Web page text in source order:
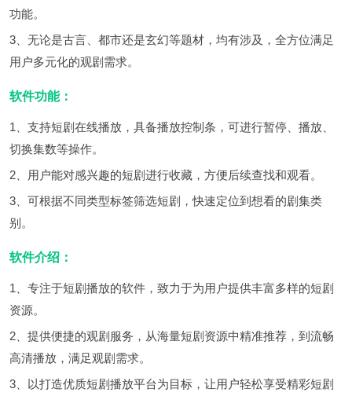
功能。
3、无论是古言、都市还是玄幻等题材，均有涉及，全方位满足
用户多元化的观剧需求。
软件功能：
1、支持短剧在线播放，具备播放控制条，可进行暂停、播放、
切换集数等操作。
2、用户能对感兴趣的短剧进行收藏，方便后续查找和观看。
3、可根据不同类型标签筛选短剧，快速定位到想看的剧集类
别。
软件介绍：
1、专注于短剧播放的软件，致力于为用户提供丰富多样的短剧
资源。
2、提供便捷的观剧服务，从海量短剧资源中精准推荐，到流畅
高清播放，满足观剧需求。
3、以打造优质短剧播放平台为目标，让用户轻松享受精彩短剧